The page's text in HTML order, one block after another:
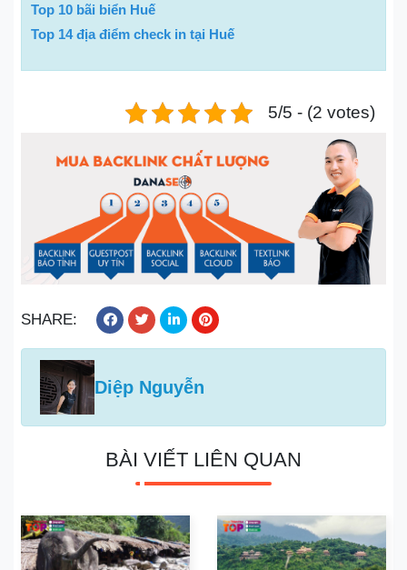
Top 10 bãi biển Huế
Top 14 địa điểm check in tại Huế
5/5 - (2 votes)
SHARE:
Diệp Nguyễn
BÀI VIẾT LIÊN QUAN